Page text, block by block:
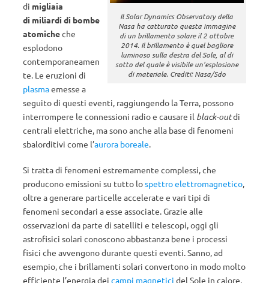
Il Solar Dynamics Observatory della
Nasa ha catturato questa immagine
di un brillamento solare il 2 ottobre
2014. Il brillamento è quel bagliore
luminoso sulla destra del Sole, al di
sotto del quale è visibile un’esplosione
di materiale. Crediti: Nasa/Sdo
di migliaia
di miliardi di bombe
atomicheche
esplodono
contemporaneamen
te. Le eruzioni di
plasmaemesse a
seguito di questi eventi, raggiungendo la Terra, possono
interrompere le connessioni radio e causare il black-outdi
centrali elettriche, ma sono anche alla base di fenomeni
sbalorditivi come l’aurora boreale.
Si tratta di fenomeni estremamente complessi, che
producono emissioni su tutto lospettro elettromagnetico,
oltre a generare particelle accelerate e vari tipi di
fenomeni secondari a esse associate. Grazie alle
osservazioni da parte di satelliti e telescopi, oggi gli
astrofisici solari conoscono abbastanza bene i processi
fisici che avvengono durante questi eventi. Sanno, ad
esempio, che i brillamenti solari convertono in modo molto
efficiente l’energia dei campi magnetici del Sole in calore,